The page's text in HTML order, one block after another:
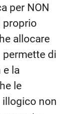
per NON
proprio
allocare
di
e la
le
illogico non